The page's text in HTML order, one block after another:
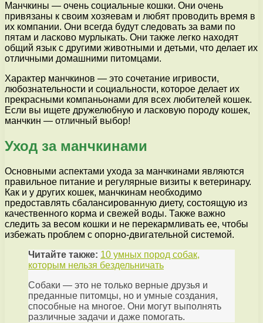
Манчкины — очень социальные кошки. Они очень
привязаны к своим хозяевам и любят проводить время в
их компании. Они всегда будут следовать за вами по
пятам и ласково мурлыкать. Они также легко находят
общий язык с другими животными и детьми, что делает их
отличными домашними питомцами.
Характер манчкинов — это сочетание игривости,
любознательности и социальности, которое делает их
прекрасными компаньонами для всех любителей кошек.
Если вы ищете дружелюбную и ласковую породу кошек,
манчкин — отличный выбор!
Уход за манчкинами
Основными аспектами ухода за манчкинами являются
правильное питание и регулярные визиты к ветеринару.
Как и у других кошек, манчкинам необходимо
предоставлять сбалансированную диету, состоящую из
качественного корма и свежей воды. Также важно
следить за весом кошки и не перекармливать ее, чтобы
избежать проблем с опорно-двигательной системой.
Читайте также: 10 умных пород собак,
которым нельзя бездельничать
Собаки — это не только верные друзья и
преданные питомцы, но и умные создания,
способные на многое. Они могут выполнять
различные задачи и даже помогать.